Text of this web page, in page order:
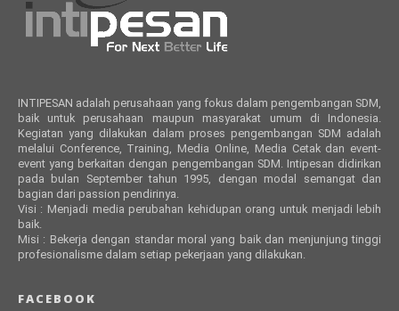
INTIPESAN adalah perusahaan yang fokus dalam pengembangan SDM,
baik untuk perusahaan maupun masyarakat umum di Indonesia.
Kegiatan yang dilakukan dalam proses pengembangan SDM adalah
melalui Conference, Training, Media Online, Media Cetak dan event-
event yang berkaitan dengan pengembangan SDM. Intipesan didirikan
pada bulan September tahun 1995, dengan modal semangat dan
bagian dari passion pendirinya.
Visi : Menjadi media perubahan kehidupan orang untuk menjadi lebih
baik.
Misi : Bekerja dengan standar moral yang baik dan menjunjung tinggi
profesionalisme dalam setiap pekerjaan yang dilakukan.
FACEBOOK